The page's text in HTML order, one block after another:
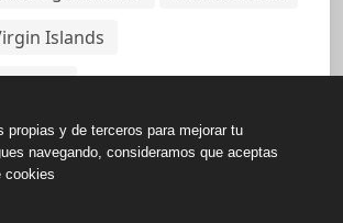
Islands
British
© All rights reserved.
propias y de terceros para mejorar tu
navegando, consideramos que aceptas
cookies